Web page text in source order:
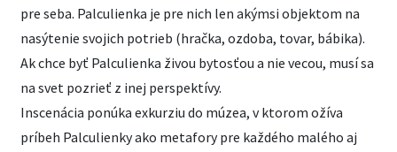
pre seba. Palculienka je pre nich len akýmsi objektom na
nasýtenie svojich potrieb (hračka, ozdoba, tovar, bábika).
Ak chce byť Palculienka živou bytosťou a nie vecou, musí sa
na svet pozrieť z inej perspektívy.
Inscenácia ponúka exkurziu do múzea, v ktorom ožíva
príbeh Palculienky ako metafory pre každého malého aj